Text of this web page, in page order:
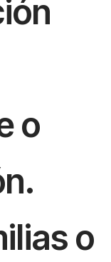
o
o